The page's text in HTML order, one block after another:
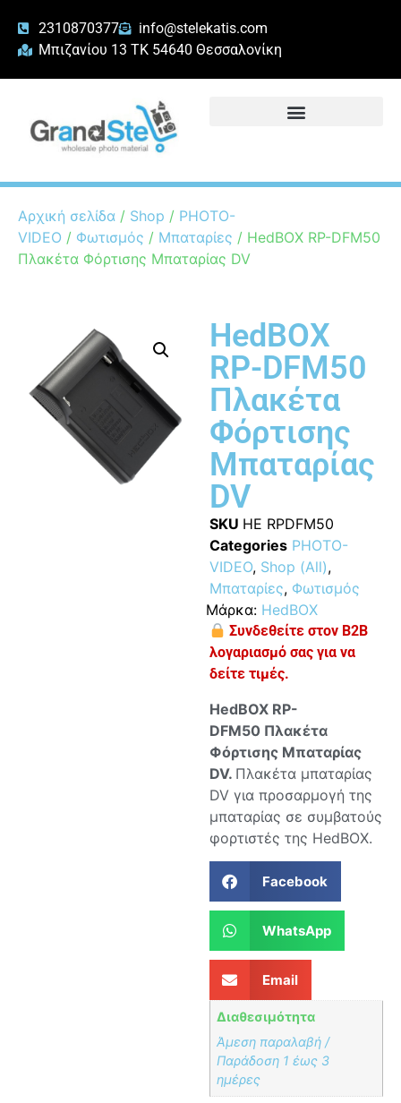
2310870377
info@stelekatis.com
Μπιζανίου 13 ΤΚ 54640 Θεσσαλονίκη
Αρχική σελίδα / Shop / PHOTO-
VIDEO / Φωτισμός / Μπαταρίες / HedBOX RP-DFM50
Πλακέτα Φόρτισης Μπαταρίας DV
HedBOX
RP-DFM50
Πλακέτα
Φόρτισης
Μπαταρίας
DV
SKU HE RPDFM50
Categories PHOTO-
VIDEO, Shop (All),
Μπαταρίες, Φωτισμός
Μάρκα: HedBOX
Συνδεθείτε στον B2B
λογαριασμό σας για να
δείτε τιμές.
HedBOX RP-
DFM50 Πλακέτα
Φόρτισης Μπαταρίας
DV. Πλακέτα μπαταρίας
DV για προσαρμογή της
μπαταρίας σε συμβατούς
φορτιστές της HedBOX.
Facebook
WhatsApp
Email
Διαθεσιμότητα
Άμεση παραλαβή /
Παράδoση 1 έως 3
ημέρες